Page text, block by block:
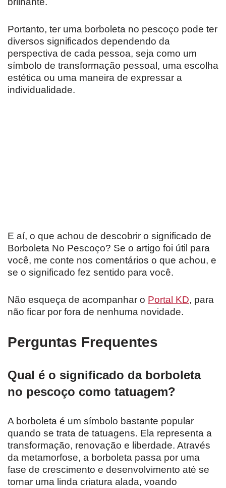
Portanto, ter uma borboleta no pescoço pode ter
diversos significados dependendo da
perspectiva de cada pessoa, seja como um
símbolo de transformação pessoal, uma escolha
estética ou uma maneira de expressar a
individualidade.
E aí, o que achou de descobrir o significado de
Borboleta No Pescoço? Se o artigo foi útil para
você, me conte nos comentários o que achou, e
se o significado fez sentido para você.
Não esqueça de acompanhar o Portal KD, para
não ficar por fora de nenhuma novidade.
Perguntas Frequentes
Qual é o significado da borboleta
no pescoço como tatuagem?
A borboleta é um símbolo bastante popular
quando se trata de tatuagens. Ela representa a
transformação, renovação e liberdade. Através
da metamorfose, a borboleta passa por uma
fase de crescimento e desenvolvimento até se
tornar uma linda criatura alada, voando